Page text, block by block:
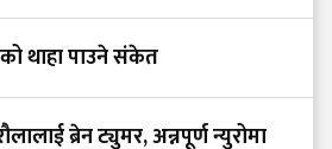
थाहा पाउने संकेत
ब्रेन ट्युमर, अन्नपूर्ण न्युरोमा